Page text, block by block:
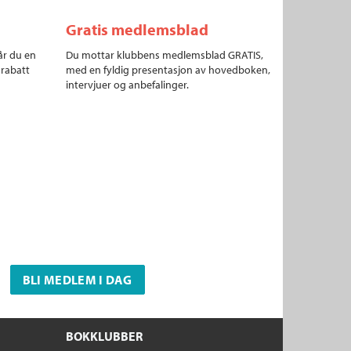
du en
Gratis medlemsblad
Du mottar klubbens medlemsblad GRATIS,
med en fyldig presentasjon av hovedboken,
intervjuer og anbefalinger.
BLI MEDLEM I DAG
BOKKLUBBER